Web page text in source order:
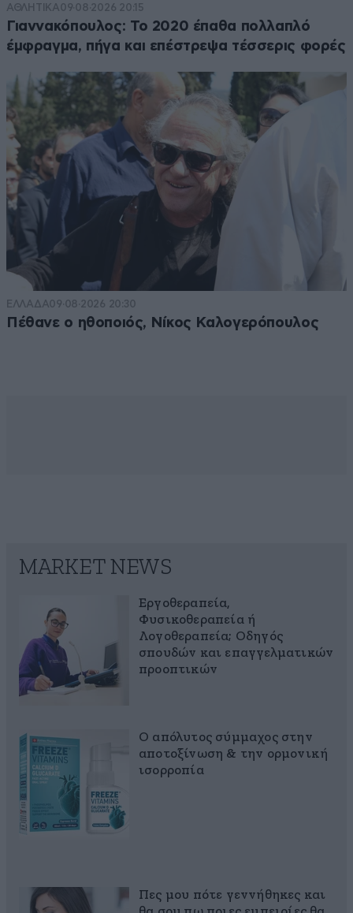
ΑΘΛΗΤΙΚΑ09·08·2026 20:15
Γιαννακόπουλος: Το 2020 έπαθα πολλαπλό
έμφραγμα, πήγα και επέστρεψα τέσσερις φορές
ΕΛΛΑΔΑ09·08·2026 20:30
Πέθανε ο ηθοποιός, Νίκος Καλογερόπουλος
MARKET NEWS
Εργοθεραπεία,
Φυσικοθεραπεία ή
Λογοθεραπεία; Οδηγός
σπουδών και επαγγελματικών
προοπτικών
Ο απόλυτος σύμμαχος στην
αποτοξίνωση & την ορμονική
ισορροπία
Πες μου πότε γεννήθηκες και